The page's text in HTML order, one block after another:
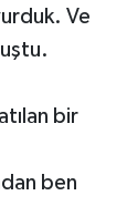
Ve
bir
ben